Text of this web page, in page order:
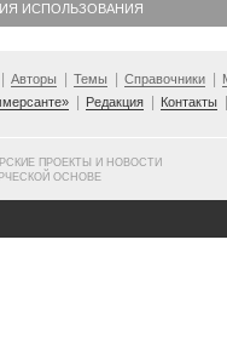
ИСПОЛЬЗОВАНИЯ
Авторы Темы Справочники
Редакция Контакты
ПРОЕКТЫ И НОВОСТИ
ОСНОВЕ